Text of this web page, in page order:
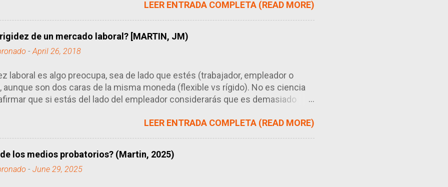
utilizan los abogados como buzón (domicilio procesal electrónico) para
en el sistema judicial y se ha mostrado bastante útil para agilizar los
las notificaciones.
LEER ENTRADA COMPLETA (READ MORE)
de un mercado laboral? [MARTIN, JM)
-April 26, 2018
laboral es algo preocupa, sea de lado que estés (trabajador, empleador o
aunque son dos caras de la misma moneda (flexible vs rígido). No es ciencia
que si estás del lado del empleador considerarás que es demasiado
Y si estás en el Estado, pues tu conclusión será la más conveniente en el
LEER ENTRADA COMPLETA (READ MORE)
los medios probatorios? (Martin, 2025)
- June 29, 2025